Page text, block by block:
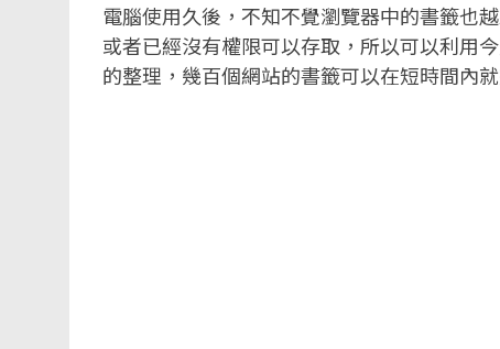
電腦使用久後，不知不覺瀏覽器中的書籤也
或者已經沒有權限可以存取，所以可以利用
的整理，幾百個網站的書籤可以在短時間內